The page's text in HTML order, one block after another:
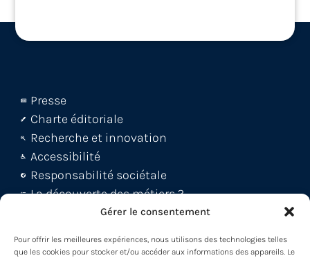
Gérer le consentement
Pour offrir les meilleures expériences, nous utilisons des technologies telles
que les cookies pour stocker et/ou accéder aux informations des appareils. Le
Presse
Charte éditoriale
Recherche et innovation
Accessibilité
Responsabilité sociétale
La découverte des métiers ?
Le blog Métiers 360 !
Découvrez la WebApp